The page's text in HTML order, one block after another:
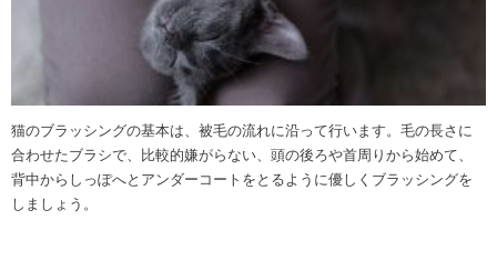
猫のブラッシングの基本は、被毛の流れに沿って行います。毛の長さに
合わせたブラシで、比較的嫌がらない、頭の後ろや首周りから始めて、
背中からしっぽへとアンダーコートをとるように優しくブラッシングを
しましょう。